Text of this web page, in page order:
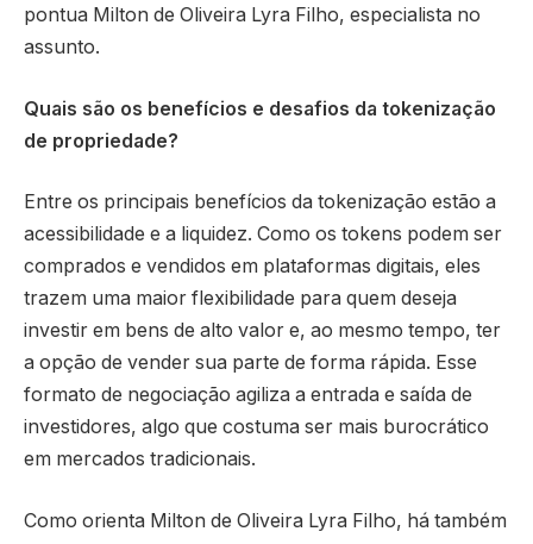
pontua Milton de Oliveira Lyra Filho, especialista no
assunto.
Quais são os benefícios e desafios da tokenização
de propriedade?
Entre os principais benefícios da tokenização estão a
acessibilidade e a liquidez. Como os tokens podem ser
comprados e vendidos em plataformas digitais, eles
trazem uma maior flexibilidade para quem deseja
investir em bens de alto valor e, ao mesmo tempo, ter
a opção de vender sua parte de forma rápida. Esse
formato de negociação agiliza a entrada e saída de
investidores, algo que costuma ser mais burocrático
em mercados tradicionais.
Como orienta Milton de Oliveira Lyra Filho, há também